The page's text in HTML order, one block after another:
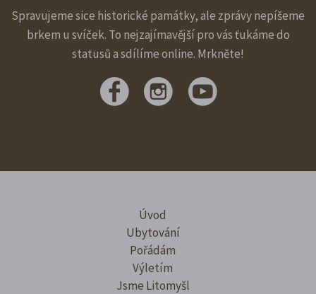
Spravujeme sice historické památky, ale zprávy nepíšeme
brkem u svíček. To nejzajímavější pro vás ťukáme do
statusů a sdílíme online. Mrkněte!
Úvod
Ubytování
Pořádám
Výletím
Jsme Litomyšl